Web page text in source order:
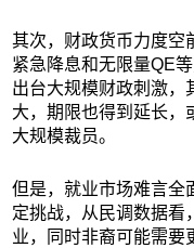
其次，财政货币力度空
紧急降息和无限量QE
出台大规模财政刺激，
大，期限也得到延长，
大规模裁员。
但是，就业市场难言全
定挑战，从民调数据看
业，同时非裔可能需要